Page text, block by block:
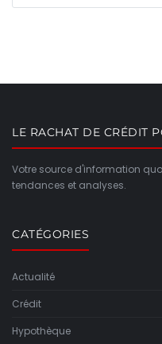
LE RACHAT DE CRÉDIT
Votre source d'information
tendances et analyses.
CATÉGORIES
Actualité
Crédit
Hypothèque